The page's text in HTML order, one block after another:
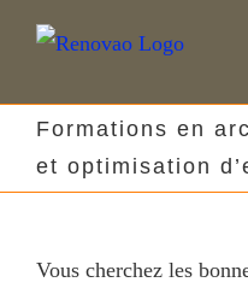
Skip
Formations en
et optimisation
Vous cherchez les